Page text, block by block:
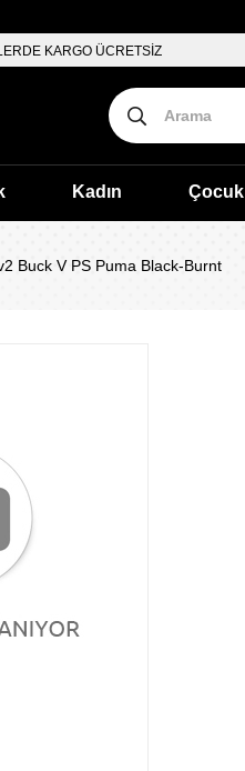
KARGO ÜCRETSİZ
Kadın Çocuk
Buck V PS Puma Black-Burnt